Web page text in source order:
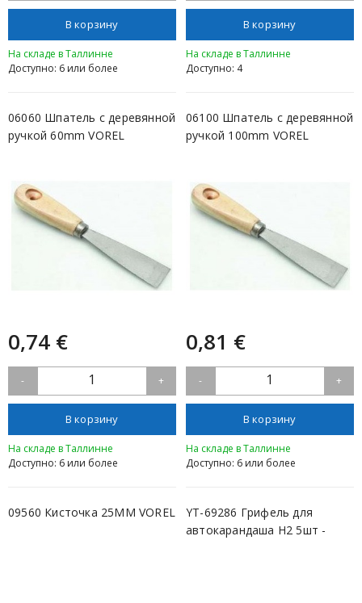
В корзину
На складе в Таллинне
Доступно: 6 или более
В корзину
На складе в Таллинне
Доступно: 4
06060 Шпатель с деревянной
ручкой 60mm VOREL
0,74 €
- 1 +
В корзину
На складе в Таллинне
Доступно: 6 или более
06100 Шпатель с деревянной
ручкой 100mm VOREL
0,81 €
- 1 +
В корзину
На складе в Таллинне
Доступно: 6 или более
09560 Кисточка 25MM VOREL
YT-69286 Грифель для
автокарандаша H2 5шт -